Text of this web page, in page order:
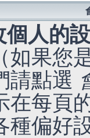
個人的
如果您
請點選
在每頁
種偏好